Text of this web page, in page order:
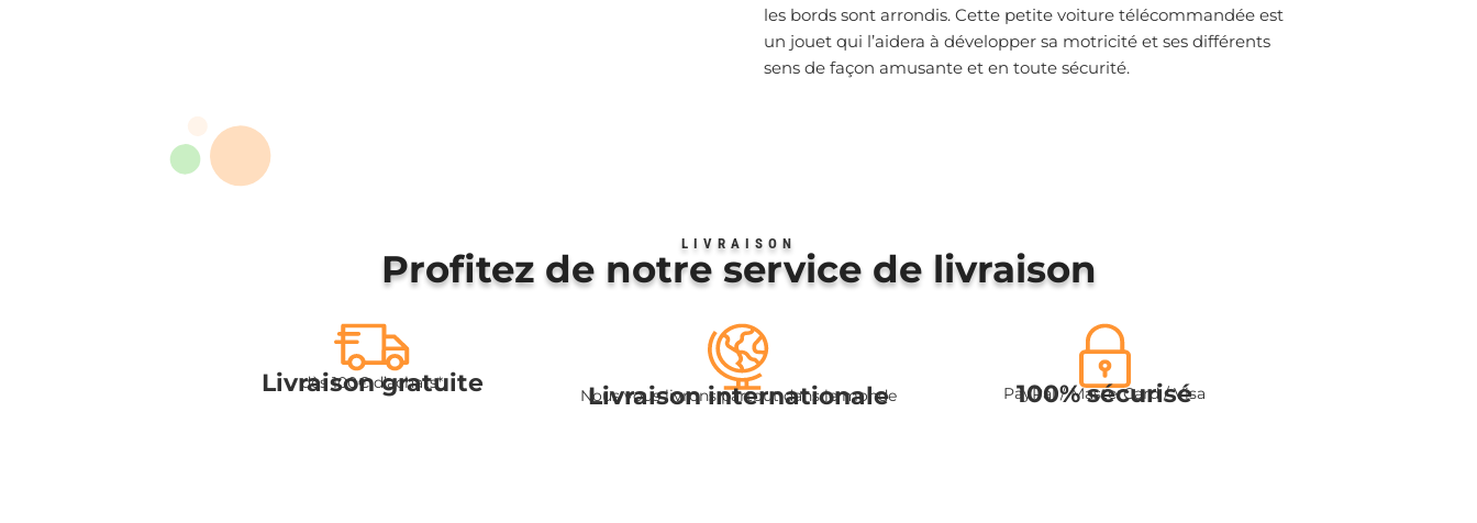
les bords sont arrondis. Cette petite voiture télécommandée est
un jouet qui l’aidera à développer sa motricité et ses différents
sens de façon amusante et en toute sécurité.
LIVRAISON
Profitez de notre service de livraison
Livraison gratuite
dès 100€ d’achats* Livraison internationale
Nous vous livrons partout dans le monde 100% sécurisé
PayPal / MasterCard / Visa